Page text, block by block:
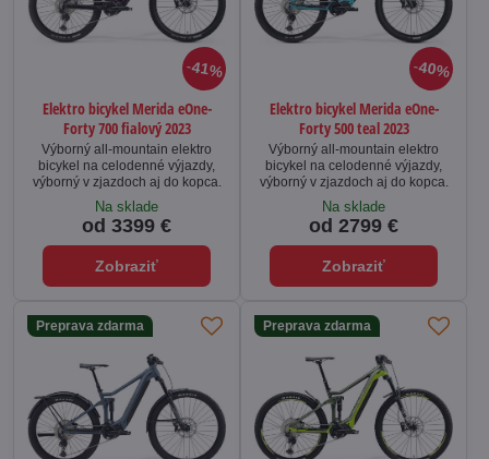
41%
Elektro bicykel Merida eOne-
Forty 700 fialový 2023
Výborný all-mountain elektro
bicykel na celodenné výjazdy,
výborný v zjazdoch aj do kopca.
Na sklade
od 3399 €
Zobraziť
40%
Elektro bicykel Merida eOne-
Forty 500 teal 2023
Výborný all-mountain elektro
bicykel na celodenné výjazdy,
výborný v zjazdoch aj do kopca.
Na sklade
od 2799 €
Zobraziť
Preprava zdarma Preprava zdarma